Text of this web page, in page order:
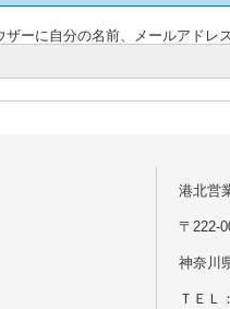
ーに自分の名前、メールアドレ
港北営
〒222-
神奈川
ＴＥＬ